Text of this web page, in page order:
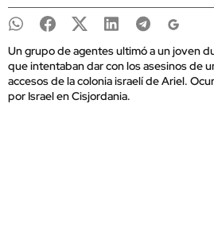
Un grupo de agentes ultimó a un joven
que intentaban dar con los asesinos de
accesos de la colonia israelí de Ariel.
por Israel en Cisjordania.